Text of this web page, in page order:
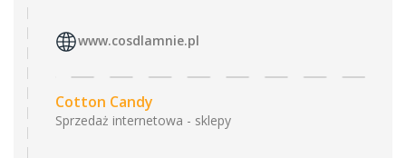
www.cosdlamnie.pl
Cotton Candy
Sprzedaż internetowa - sklepy